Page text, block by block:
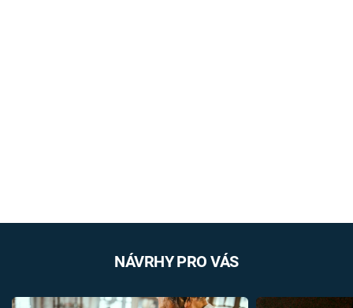
NÁVRHY PRO VÁS